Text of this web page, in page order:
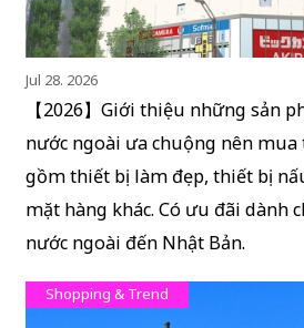
Jul 28. 2026
【2026】Giới thiệu những sản
nước ngoài ưa chuộng nên mua
gồm thiết bị làm đẹp, thiết bị
mặt hàng khác. Có ưu đãi dành
nước ngoài đến Nhật Bản.
Shopping & Trend